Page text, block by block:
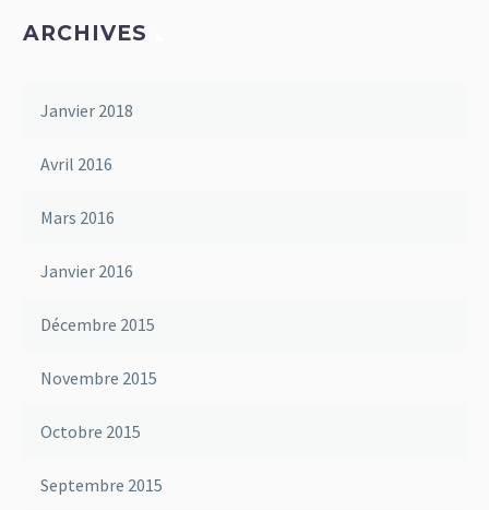
ARCHIVES
Janvier 2018
Avril 2016
Mars 2016
Janvier 2016
Décembre 2015
Novembre 2015
Octobre 2015
Septembre 2015